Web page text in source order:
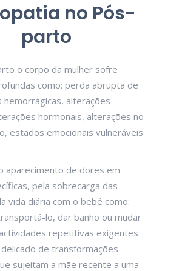
no Pós-
parto
o corpo da mulher sofre
como: perda abrupta de
hemorrágicas, alterações
hormonais, alterações no
estados emocionais vulneráveis
aparecimento de dores em
pela sobrecarga das
vida diária com o bebé como:
lo, dar banho ou mudar
repetitivas exigentes
de transformações
sujeitam a mãe recente a uma